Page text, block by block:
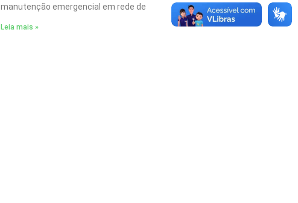
manutenção emergencial em rede de
Leia mais »